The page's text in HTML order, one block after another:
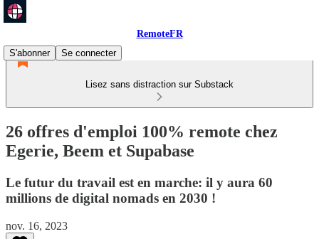
RemoteFR
S'abonner
Se connecter
Lisez sans distraction sur Substack
26 offres d'emploi 100% remote chez
Egerie, Beem et Supabase
Le futur du travail est en marche: il y aura 60
millions de digital nomads en 2030 !
nov. 16, 2023